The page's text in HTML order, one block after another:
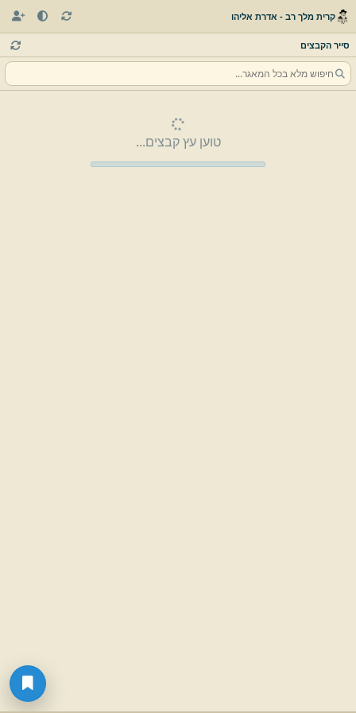
קרית מלך רב - אדרת אליהו
סייר הקבצים
טוען עץ קבצים...